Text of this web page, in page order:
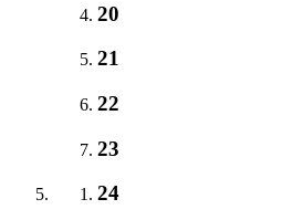
20
21
22
23
24